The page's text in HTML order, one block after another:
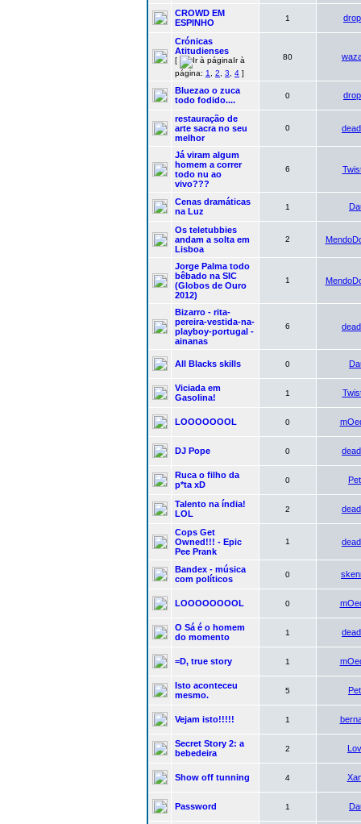
CROWD EM
ESPINHO
1
Crónicas
Atitudienses
[
Ir à
página: 1 2 3 4 ]
80
Bluezao o zuca
todo fodido....
0
restauração de
arte sacra no seu
melhor
0
Já viram algum
homem a correr
todo nu ao
vivo???
6
Cenas dramáticas
na Luz
1
Os teletubbies
andam a solta em
Lisboa
2
Jorge Palma todo
bêbado na SIC
(Globos de Ouro
2012)
1
Bizarro - rita-
pereira-vestida-na-
playboy-portugal -
ainanas
6
All Blacks skills 0
Viciada em
Gasolina!
1
LOOOOOOOL 0
DJ Pope 0
Ruca o filho da
p*ta xD
0
Talento na índia!
LOL
2
Cops Get
Owned!!! - Epic
Pee Prank
1
Bandex - música
com políticos
0
LOOOOOOOOL 0
O Sá é o homem
do momento
1
=D, true story 1
Isto aconteceu
mesmo.
5
Vejam isto!!!!! 1
Secret Story 2: a
bebedeira
2
Show off tunning 4
Password 1